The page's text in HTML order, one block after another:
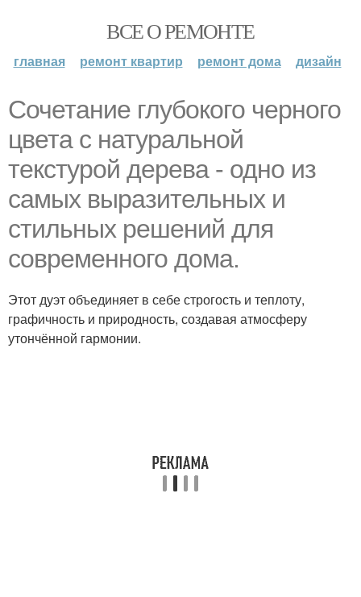
ВСЕ О РЕМОНТЕ
главная ремонт квартир ремонт дома дизайн
Сочетание глубокого черного
цвета с натуральной
текстурой дерева - одно из
самых выразительных и
стильных решений для
современного дома.
Этот дуэт объединяет в себе строгость и теплоту,
графичность и природность, создавая атмосферу
утончённой гармонии.